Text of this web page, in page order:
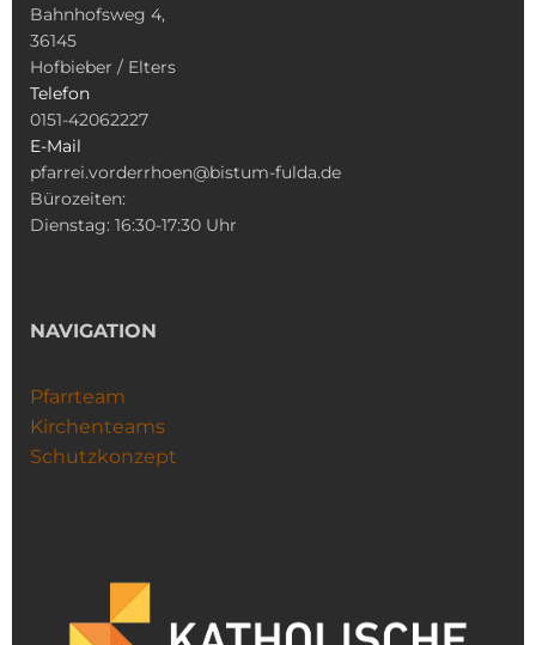
Bahnhofsweg 4,
36145
Hofbieber / Elters
Telefon
0151-42062227
E-Mail
pfarrei.vorderrhoen@bistum-fulda.de
Bürozeiten:
Dienstag: 16:30-17:30 Uhr
NAVIGATION
Pfarrteam
Kirchenteams
Schutzkonzept